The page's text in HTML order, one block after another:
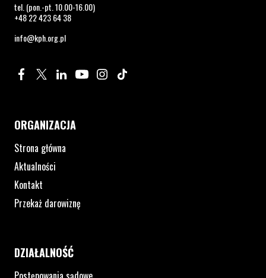
tel. (pon.-pt. 10.00-16.00)
+48 22 423 64 38
info@kph.org.pl
Profil na Facebook. Strona otwiera się w nowym oknie.
Profil na Twitter. Strona otwiera się w nowym oknie.
Profil na LinkedIn. Strona otwiera się w nowym oknie.
Profil na YouTube. Strona otwiera się w nowym
Profil na Instagram. Strona otwiera się
ORGANIZACJA
Strona główna
Aktualności
Kontakt
Przekaż darowiznę
DZIAŁALNOŚĆ